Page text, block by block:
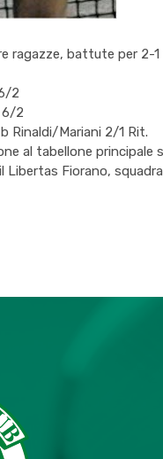
ragazze, battute per 2-1
2
6/2
b Rinaldi/Mariani 2/1 Rit.
al tabellone
Fiorano,